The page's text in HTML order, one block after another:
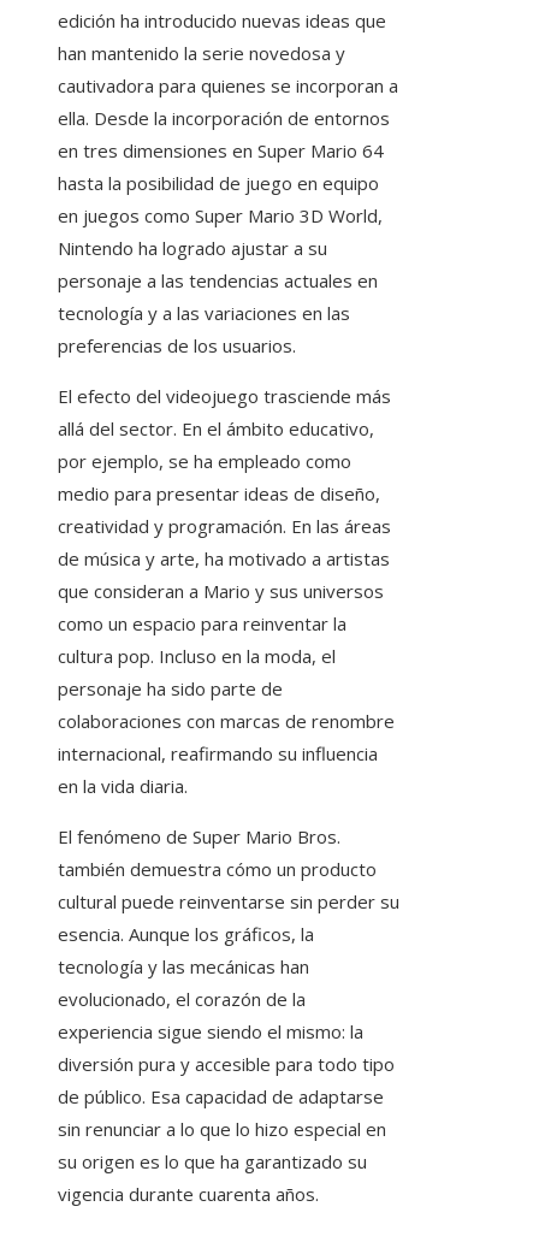
edición ha introducido nuevas ideas que
han mantenido la serie novedosa y
cautivadora para quienes se incorporan a
ella. Desde la incorporación de entornos
en tres dimensiones en Super Mario 64
hasta la posibilidad de juego en equipo
en juegos como Super Mario 3D World,
Nintendo ha logrado ajustar a su
personaje a las tendencias actuales en
tecnología y a las variaciones en las
preferencias de los usuarios.
El efecto del videojuego trasciende más
allá del sector. En el ámbito educativo,
por ejemplo, se ha empleado como
medio para presentar ideas de diseño,
creatividad y programación. En las áreas
de música y arte, ha motivado a artistas
que consideran a Mario y sus universos
como un espacio para reinventar la
cultura pop. Incluso en la moda, el
personaje ha sido parte de
colaboraciones con marcas de renombre
internacional, reafirmando su influencia
en la vida diaria.
El fenómeno de Super Mario Bros.
también demuestra cómo un producto
cultural puede reinventarse sin perder su
esencia. Aunque los gráficos, la
tecnología y las mecánicas han
evolucionado, el corazón de la
experiencia sigue siendo el mismo: la
diversión pura y accesible para todo tipo
de público. Esa capacidad de adaptarse
sin renunciar a lo que lo hizo especial en
su origen es lo que ha garantizado su
vigencia durante cuarenta años.